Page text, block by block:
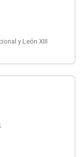
y León XIII